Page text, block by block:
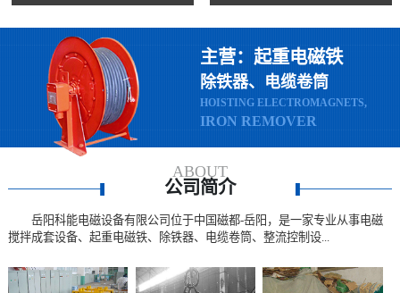
主营：起重电磁铁
除铁器、电缆卷筒
HOISTING ELECTROMAGNETS,
IRON REMOVER
ABOUT
公司简介
岳阳科能电磁设备有限公司位于中国磁都-岳阳，是一家专业从事电磁
搅拌成套设备、起重电磁铁、除铁器、电缆卷筒、整流控制设...